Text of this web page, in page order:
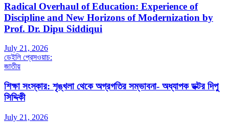
Radical Overhaul of Education: Experience of
Discipline and New Horizons of Modernization by
Prof. Dr. Dipu Siddiqui
July 21, 2026
ডেইলি প্রেসওয়াচ:
জাতীয়
শিক্ষা সংস্কার: শৃঙ্খলা থেকে অগ্রগতির সম্ভাবনা- অধ্যাপক ডক্টর দিপু
সিদ্দিকী
July 21, 2026